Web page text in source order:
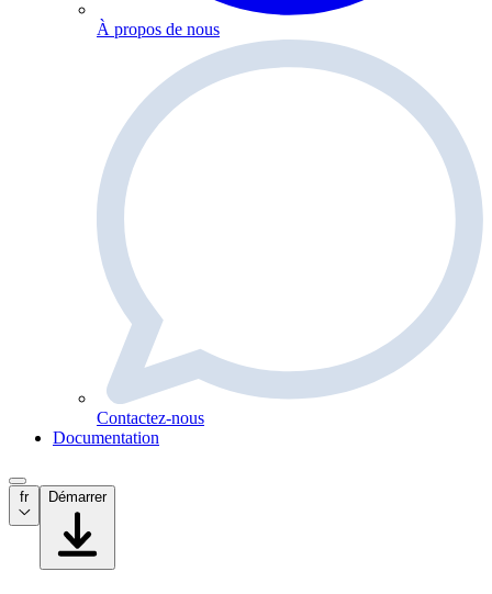
À propos de nous
Contactez-nous
Documentation
fr Démarrer